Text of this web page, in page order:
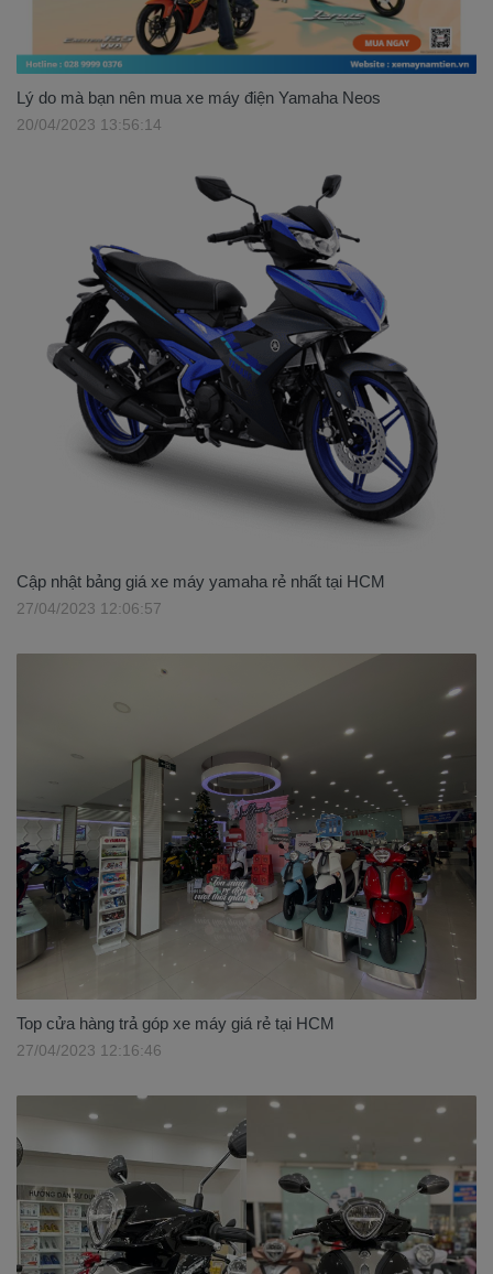
Lý do mà bạn nên mua xe máy điện Yamaha Neos
20/04/2023 13:56:14
Cập nhật bảng giá xe máy yamaha rẻ nhất tại HCM
27/04/2023 12:06:57
Top cửa hàng trả góp xe máy giá rẻ tại HCM
27/04/2023 12:16:46